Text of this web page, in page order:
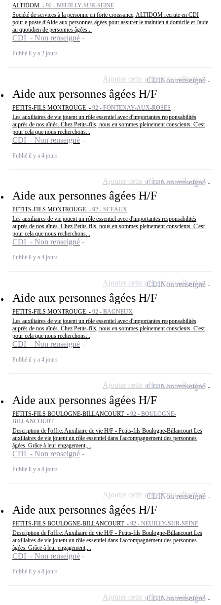
ALTIDOM - 92 - NEUILLY-SUR-SEINE
Société de services à la personne en forte croissance, ALTIDOM recrute en CDI
pour e poste d'Aide aux personnes âgées pour assurer le maintien à domicile et l'aide
au quotidien de personnes âgées...
CDI - Non renseigné
Publié il y a 2 jours
Aide aux personnes âgées H/F
PETITS-FILS MONTROUGE - 92 - FONTENAY-AUX-ROSES
Les auxiliaires de vie jouent un rôle essentiel avec d'importantes responsabilités
auprès de nos aînés. Chez Petits-fils, nous en sommes pleinement conscients. C'est
pour cela que nous recherchons...
CDI - Non renseigné
Publié il y a 4 jours
CDINon renseigné
Ajouter cette offre à ma sélection
Aide aux personnes âgées H/F
PETITS-FILS MONTROUGE - 92 - SCEAUX
Les auxiliaires de vie jouent un rôle essentiel avec d'importantes responsabilités
auprès de nos aînés. Chez Petits-fils, nous en sommes pleinement conscients. C'est
pour cela que nous recherchons...
CDI - Non renseigné
Publié il y a 4 jours
CDINon renseigné
Ajouter cette offre à ma sélection
Aide aux personnes âgées H/F
PETITS-FILS MONTROUGE - 92 - BAGNEUX
Les auxiliaires de vie jouent un rôle essentiel avec d'importantes responsabilités
auprès de nos aînés. Chez Petits-fils, nous en sommes pleinement conscients. C'est
pour cela que nous recherchons...
CDI - Non renseigné
Publié il y a 4 jours
CDINon renseigné
Ajouter cette offre à ma sélection
Aide aux personnes âgées H/F
PETITS-FILS BOULOGNE-BILLANCOURT - 92 - BOULOGNE-
BILLANCOURT
Description de l'offre: Auxiliaire de vie H/F - Petits-fils Boulogne-Billancourt Les
auxiliaires de vie jouent un rôle essentiel dans l'accompagnement des personnes
âgées. Grâce à leur engagement,...
CDI - Non renseigné
Publié il y a 8 jours
CDINon renseigné
Ajouter cette offre à ma sélection
Aide aux personnes âgées H/F
PETITS-FILS BOULOGNE-BILLANCOURT - 92 - NEUILLY-SUR-SEINE
Description de l'offre: Auxiliaire de vie H/F - Petits-fils Boulogne-Billancourt Les
auxiliaires de vie jouent un rôle essentiel dans l'accompagnement des personnes
âgées. Grâce à leur engagement,...
CDI - Non renseigné
Publié il y a 8 jours
CDINon renseigné
Ajouter cette offre à ma sélection
CDINon renseigné
Ajouter cette offre à ma sélection